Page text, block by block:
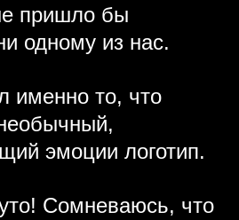
пришло бы
одному из нас.
именно то, что
эмоции логотип.
Сомневаюсь, что